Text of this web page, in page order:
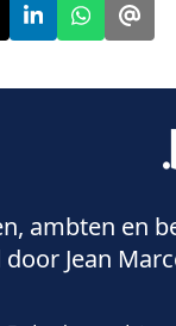
ambten en
Jean